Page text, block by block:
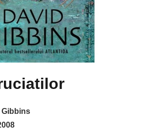
Gibbins